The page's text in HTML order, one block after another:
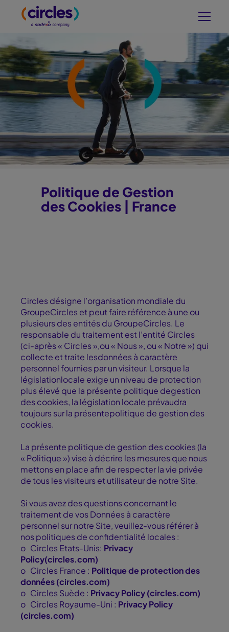
Politique de Gestion
des Cookies | France
Circles désigne l’organisation mondiale du
GroupeCircles et peut faire référence à une ou
plusieurs des entités du GroupeCircles. Le
responsable du traitement est l’entité Circles
(ci-après « Circles »,ou « Nous », ou « Notre ») qui
collecte et traite lesdonnées à caractère
personnel fournies par un visiteur. Lorsque la
législationlocale exige un niveau de protection
plus élevé que la présente politique degestion
des cookies, la législation locale prévaudra
toujours sur la présentepolitique de gestion des
cookies.
La présente politique de gestion des cookies (la
« Politique ») vise à décrire les mesures que nous
mettons en place afin de respecter la vie privée
de tous les visiteurs et utilisateur de notre Site.
Si vous avez des questions concernant le
traitement de vos Données à caractère
personnel sur notre Site, veuillez-vous référer à
nos politiques de confidentialité locales :
o Circles Etats-Unis: Privacy
Policy(circles.com)
o Circles France : Politique de protection des
données (circles.com)
o Circles Suède : Privacy Policy (circles.com)
o Circles Royaume-Uni : Privacy Policy
(circles.com)